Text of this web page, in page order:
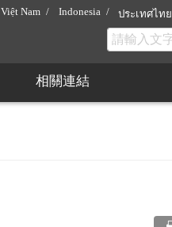
Việt Nam Indonesia ประเทศไทย
相關連結